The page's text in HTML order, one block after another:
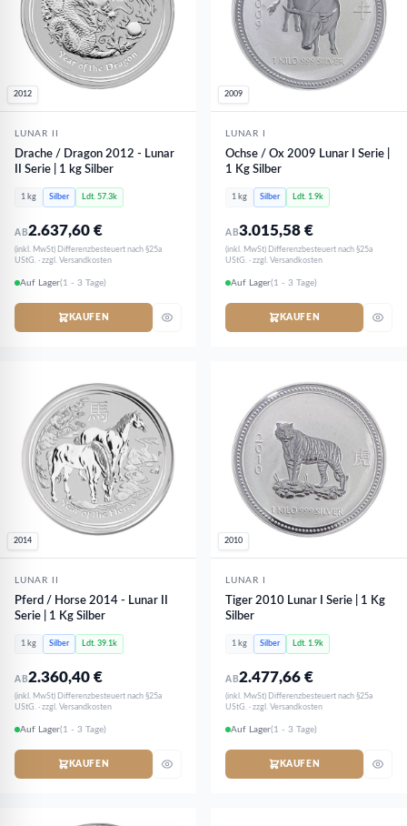
2012
LUNAR II
Drache / Dragon 2012 - Lunar
II Serie | 1 kg Silber
1 kg Silber Ldt. 57.3k
AB2.637,60€
(inkl. MwSt) Differenzbesteuert nach §25a
UStG. · zzgl. Versandkosten
Auf Lager(1 - 3 Tage)
KAUFEN
2009
LUNAR I
Ochse / Ox 2009 Lunar I Serie |
1 Kg Silber
1 kg Silber Ldt. 1.9k
AB3.015,58€
(inkl. MwSt) Differenzbesteuert nach §25a
UStG. · zzgl. Versandkosten
Auf Lager(1 - 3 Tage)
KAUFEN
2014
LUNAR II
Pferd / Horse 2014 - Lunar II
Serie | 1 Kg Silber
1 kg Silber Ldt. 39.1k
AB2.360,40€
(inkl. MwSt) Differenzbesteuert nach §25a
UStG. · zzgl. Versandkosten
Auf Lager(1 - 3 Tage)
KAUFEN
2010
LUNAR I
Tiger 2010 Lunar I Serie | 1 Kg
Silber
1 kg Silber Ldt. 1.9k
AB2.477,66€
(inkl. MwSt) Differenzbesteuert nach §25a
UStG. · zzgl. Versandkosten
Auf Lager(1 - 3 Tage)
KAUFEN